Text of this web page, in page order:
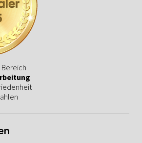
Bereich